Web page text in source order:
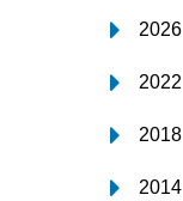
2026
2022
2018
2014